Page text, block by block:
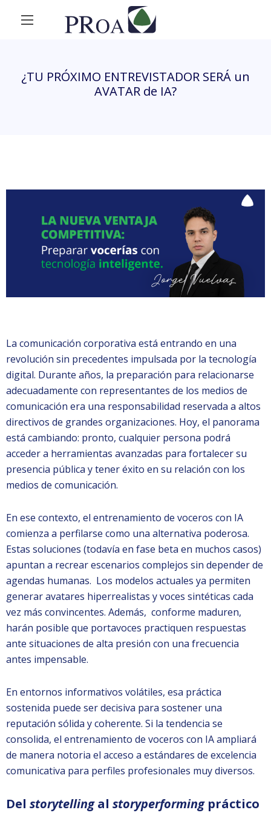
¿TU PRÓXIMO ENTREVISTADOR SERÁ un
AVATAR de IA?
La comunicación corporativa está entrando en una
revolución sin precedentes impulsada por la tecnología
digital. Durante años, la preparación para relacionarse
adecuadamente con representantes de los medios de
comunicación era una responsabilidad reservada a altos
directivos de grandes organizaciones. Hoy, el panorama
está cambiando: pronto, cualquier persona podrá
acceder a herramientas avanzadas para fortalecer su
presencia pública y tener éxito en su relación con los
medios de comunicación.
En ese contexto, el entrenamiento de voceros con IA
comienza a perfilarse como una alternativa poderosa.
Estas soluciones (todavía en fase beta en muchos casos)
apuntan a recrear escenarios complejos sin depender de
agendas humanas. Los modelos actuales ya permiten
generar avatares hiperrealistas y voces sintéticas cada
vez más convincentes. Además, conforme maduren,
harán posible que portavoces practiquen respuestas
ante situaciones de alta presión con una frecuencia
antes impensable.
En entornos informativos volátiles, esa práctica
sostenida puede ser decisiva para sostener una
reputación sólida y coherente. Si la tendencia se
consolida, el entrenamiento de voceros con IA ampliará
de manera notoria el acceso a estándares de excelencia
comunicativa para perfiles profesionales muy diversos.
Del storytellingal storyperformingpráctico